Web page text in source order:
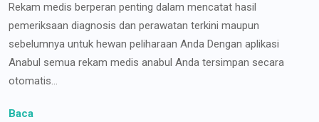
Rekam medis berperan penting dalam mencatat hasil
pemeriksaan diagnosis dan perawatan terkini maupun
sebelumnya untuk hewan peliharaan Anda Dengan aplikasi
Anabul semua rekam medis anabul Anda tersimpan secara
otomatis...
Baca